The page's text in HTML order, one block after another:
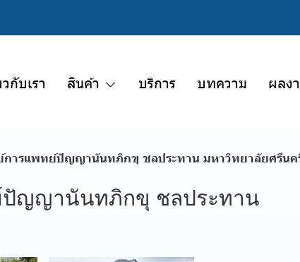
กับเรา สินค้า บริการ บทความ ผลง
การแพทย์ปัญญานันทภิกขุ ชลประทาน มหาวิทยาลัยศรีนค
ปัญญานันทภิกขุ ชลประทาน